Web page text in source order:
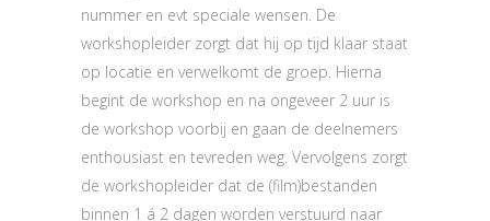
nummer en evt speciale wensen. De
workshopleider zorgt dat hij op tijd klaar staat
op locatie en verwelkomt de groep. Hierna
begint de workshop en na ongeveer 2 uur is
de workshop voorbij en gaan de deelnemers
enthousiast en tevreden weg. Vervolgens zorgt
de workshopleider dat de (film)bestanden
binnen 1 á 2 dagen worden verstuurd naar